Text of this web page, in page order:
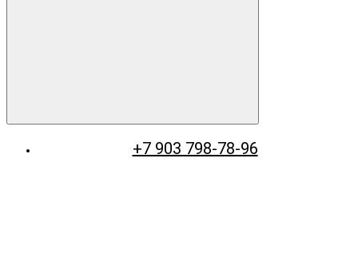
+7 903 798-78-96